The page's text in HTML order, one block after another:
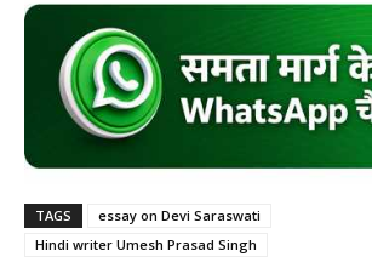
TAGS
essay on Devi Saraswati
Hindi writer Umesh Prasad Singh